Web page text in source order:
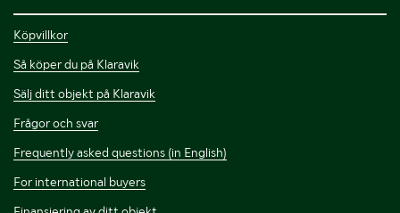
Köpvillkor
Så köper du på Klaravik
Sälj ditt objekt på Klaravik
Frågor och svar
Frequently asked questions (in English)
For international buyers